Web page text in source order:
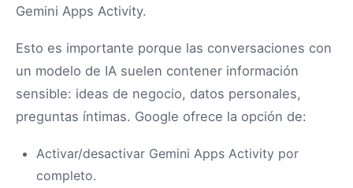
Gemini Apps Activity.
Esto es importante porque las conversaciones con
un modelo de IA suelen contener información
sensible: ideas de negocio, datos personales,
preguntas íntimas. Google ofrece la opción de:
Activar/desactivar Gemini Apps Activity por
completo.